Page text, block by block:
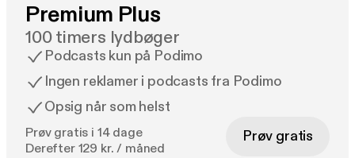
Premium Plus
100 timers lydbøger
Podcasts kun på Podimo
Ingen reklamer i podcasts fra Podimo
Opsig når som helst
Prøv gratis i 14 dage
Derefter 129 kr. / måned
Prøv gratis